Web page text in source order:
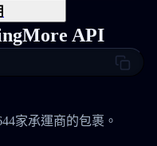
API
家承運商的包裹。